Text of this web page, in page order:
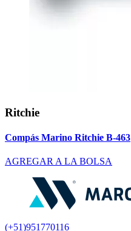
Ritchie
Compás Marino Ritchie B-463
AGREGAR A LA BOLSA
(+51)951770116